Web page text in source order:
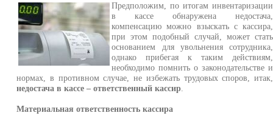
Предположим, по итогам инвентаризации
в кассе обнаружена недостача,
компенсацию можно взыскать с кассира,
при этом подобный случай, может стать
основанием для увольнения сотрудника,
однако прибегая к таким действиям,
необходимо помнить о законодательстве и
нормах, в противном случае, не избежать трудовых споров, итак,
недостача в кассе – ответственный кассир
Материальная ответственность кассира